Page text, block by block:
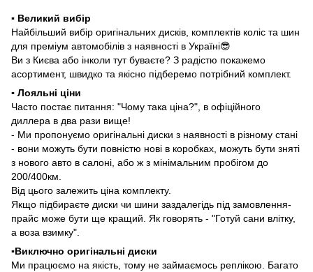
▪️ Великий вибір
Найбільший вибір оригінальних дисків, комплектів коліс та шин
для преміум автомобілів з наявності в Україні😎
Ви з Києва або інколи тут буваєте? З радістю покажемо
асортимент, швидко та якісно підберемо потрібний комплект.
▪️ Лояльні ціни
Часто постає питання: "Чому така ціна?", в офіційного
диллера в два рази вище!
- Ми пропонуємо оригінальні диски з наявності в різному стані
- вони можуть бути повністю нові в коробках, можуть бути зняті
з нового авто в салоні, або ж з мінімальним пробігом до
200/400км.
Від цього залежить ціна комплекту.
Якщо підбираєте диски чи шини заздалегідь під замовлення-
прайс може бути ще кращий. Як говорять - "Готуй сани влітку,
а воза взимку".
▪️Виключно оригінальні диски
Ми працюємо на якість, тому не займаємось реплікою. Багато